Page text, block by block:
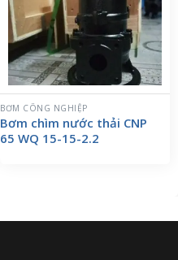
BƠM CÔNG NGHIỆP
Bơm chìm nước thải CNP
65 WQ 15-15-2.2